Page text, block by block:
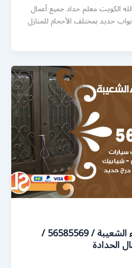
الكويت معلم حداد جميع أعمال
حديد بمختلف الأحجام للمنازل
رقم حداد أبواب ميناء الشعيبة / 56585569 /
الحدادة